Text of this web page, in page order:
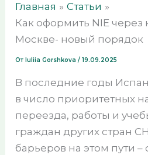
Главная
Статьи
Как оформить NIE через
Москве- новый порядок
От Iuliia Gorshkova/19.09.2025
В последние годы
в число приоритетных
переезда, работы и
граждан других стран
барьеров на этом пути